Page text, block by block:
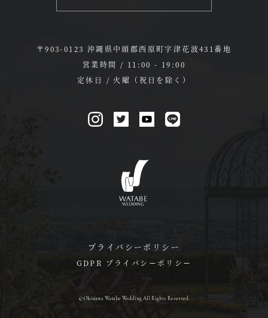
〒903-0123 沖縄県中頭郡西原町字津花波431番地
営業時間 / 11:00 - 19:00
定休日 / 火曜（祝日を除く）
プライバシーポリシー
GDPR プライバシーポリシー
© Okinawa Watabe Wedding All Rights Reserved.